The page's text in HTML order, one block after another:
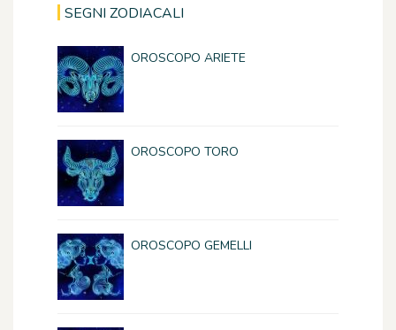
SEGNI ZODIACALI
OROSCOPO ARIETE
OROSCOPO TORO
OROSCOPO GEMELLI